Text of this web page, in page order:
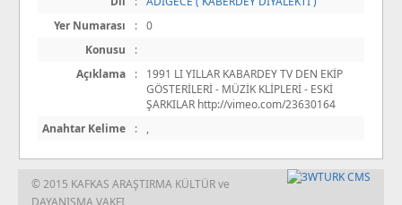
Yer Numarası
: 0
Konusu
:
Açıklama
:
1991 LI YILLAR KABARDEY TV DEN EKİP
GÖSTERİLERİ - MÜZİK KLİPLERİ - ESKİ
ŞARKILAR http://vimeo.com/23630164
Anahtar Kelime
: ,
© 2015 KAFKAS ARAŞTIRMA KÜLTÜR ve
DAYANIŞMA VAKFI